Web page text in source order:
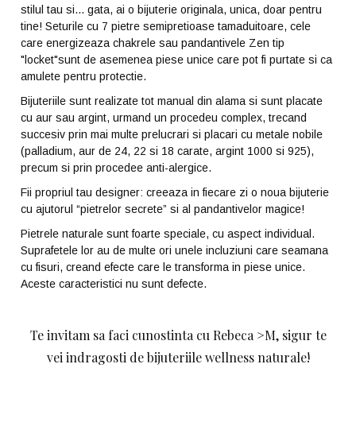
stilul tau si... gata, ai o bijuterie originala, unica, doar pentru
tine! Seturile cu 7 pietre semipretioase tamaduitoare, cele
care energizeaza chakrele sau pandantivele Zen tip
"locket"sunt de asemenea piese unice care pot fi purtate si ca
amulete pentru protectie.
Bijuteriile sunt realizate tot manual din alama si sunt placate
cu aur sau argint, urmand un procedeu complex, trecand
succesiv prin mai multe prelucrari si placari cu metale nobile
(palladium, aur de 24, 22 si 18 carate, argint 1000 si 925),
precum si prin procedee anti-alergice.
Fii propriul tau designer: creeaza in fiecare zi o noua bijuterie
cu ajutorul “pietrelor secrete” si al pandantivelor magice!
Pietrele naturale sunt foarte speciale, cu aspect individual.
Suprafetele lor au de multe ori unele incluziuni care seamana
cu fisuri, creand efecte care le transforma in piese unice.
Aceste caracteristici nu sunt defecte.
Te invitam sa faci cunostinta cu Rebeca >M, sigur te
vei indragosti de bijuteriile wellness naturale!